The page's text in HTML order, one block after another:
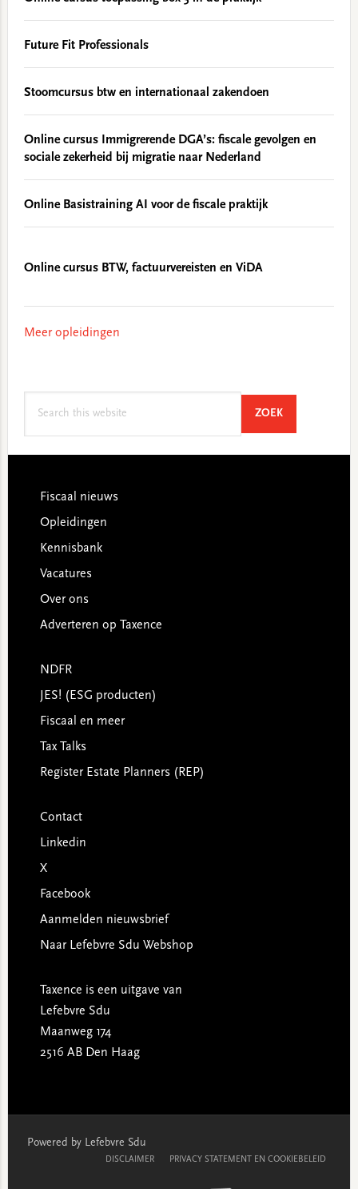
Future Fit Professionals
Stoomcursus btw en internationaal zakendoen
Online cursus Immigrerende DGA’s: fiscale gevolgen en
sociale zekerheid bij migratie naar Nederland
Online Basistraining AI voor de fiscale praktijk
Online cursus BTW, factuurvereisten en ViDA
Meer opleidingen
ZOEKSEARCH
Footer
Fiscaal nieuws
Opleidingen
Kennisbank
Vacatures
Over ons
Adverteren op Taxence
NDFR
JES! (ESG producten)
Fiscaal en meer
Tax Talks
Register Estate Planners (REP)
Contact
Linkedin
X
Facebook
Aanmelden nieuwsbrief
Naar Lefebvre Sdu Webshop
Taxence is een uitgave van
Lefebvre Sdu
Maanweg 174
2516 AB Den Haag
Powered by Lefebvre Sdu
DISCLAIMER PRIVACY STATEMENT EN COOKIEBELEID